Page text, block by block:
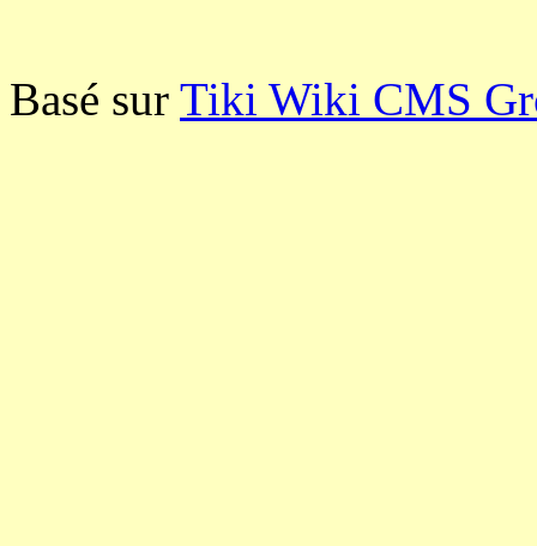
Basé sur Tiki Wiki CMS